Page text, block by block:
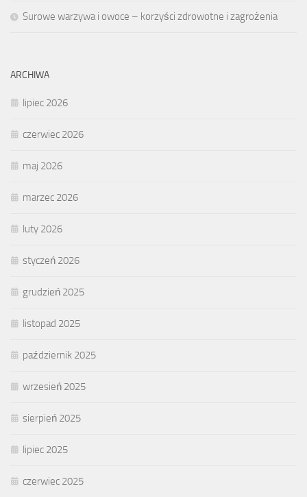
Surowe warzywa i owoce – korzyści zdrowotne i zagrożenia
ARCHIWA
lipiec 2026
czerwiec 2026
maj 2026
marzec 2026
luty 2026
styczeń 2026
grudzień 2025
listopad 2025
październik 2025
wrzesień 2025
sierpień 2025
lipiec 2025
czerwiec 2025